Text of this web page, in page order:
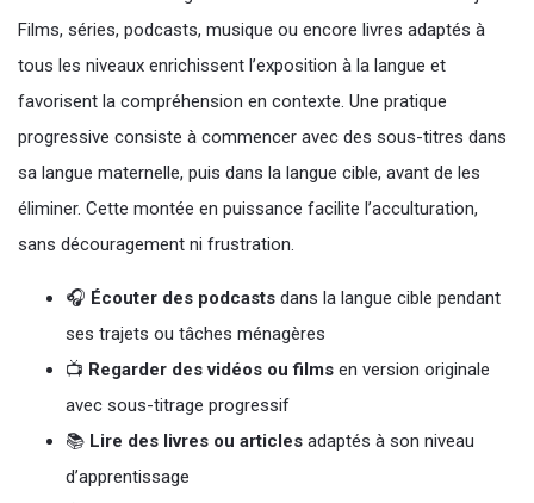
Films, séries, podcasts, musique ou encore livres adaptés à
tous les niveaux enrichissent l’exposition à la langue et
favorisent la compréhension en contexte. Une pratique
progressive consiste à commencer avec des sous-titres dans
sa langue maternelle, puis dans la langue cible, avant de les
éliminer. Cette montée en puissance facilite l’acculturation,
sans découragement ni frustration.
🎧 Écouter des podcasts dans la langue cible pendant
ses trajets ou tâches ménagères
📺 Regarder des vidéos ou films en version originale
avec sous-titrage progressif
📚 Lire des livres ou articles adaptés à son niveau
d’apprentissage